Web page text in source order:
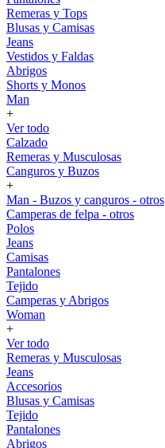
Remeras y Tops
Blusas y Camisas
Jeans
Vestidos y Faldas
Abrigos
Shorts y Monos
Man
+
Ver todo
Calzado
Remeras y Musculosas
Canguros y Buzos
+
Man - Buzos y canguros - otros
Camperas de felpa - otros
Polos
Jeans
Camisas
Pantalones
Tejido
Camperas y Abrigos
Woman
+
Ver todo
Remeras y Musculosas
Jeans
Accesorios
Blusas y Camisas
Tejido
Pantalones
Abrigos